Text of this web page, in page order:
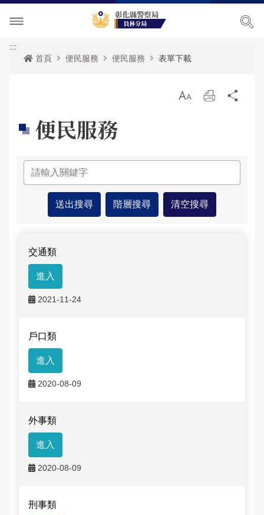
單位介紹
組織執掌
聯絡資訊
轄區概況
轄區派出所
活動訊息
RSS訊息中心
交通安全宣導
婦幼宣導
保防宣導
一般犯罪預防宣導
青春專案
便民服務
便民服務
表單下載
政府資訊公開
雙語詞彙
申辦資訊
常見問答
民眾檔案應用專區
民意廣場
分局長信箱
問卷調查
警民交流留言板
交通違規檢舉
影音出版品
活動相簿
影音多媒體
:::
首頁
便民服務 便民服務 表單下載
放 列
便民服務
交通類
進入
2021-11-24
戶口類
進入
2020-08-09
外事類
進入
2020-08-09
刑事類